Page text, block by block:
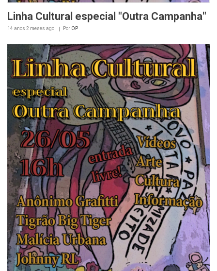
Linha Cultural especial "Outra Campanha"
14 anos 2 meses ago Por OP